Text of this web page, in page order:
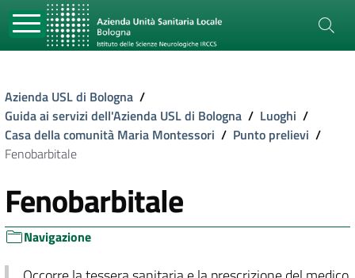
Azienda USL di Bologna /
Guida ai servizi dell'Azienda USL di Bologna / Luoghi /
Casa della comunità Maria Montessori / Punto prelievi /
Fenobarbitale
Fenobarbitale
Navigazione